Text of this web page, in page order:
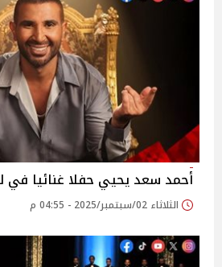
أحمد سعد يحيي حفلا غنائيا في
الثلاثاء 02/سبتمبر/2025 - 04:55 م